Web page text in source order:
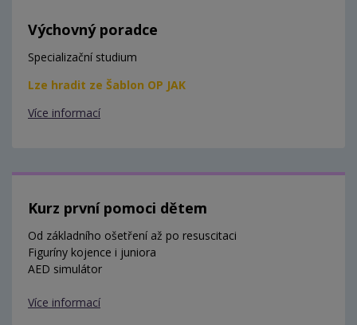
Výchovný poradce
Specializační studium
Lze hradit ze Šablon OP JAK
Více informací
Kurz první pomoci dětem
Od základního ošetření až po resuscitaci
Figuríny kojence i juniora
AED simulátor
Více informací